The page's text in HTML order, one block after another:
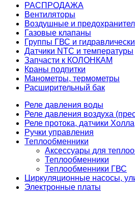
РАСПРОДАЖА
Вентиляторы
Воздушные и
Газовые клапаны
Группы ГВС и
Датчики NTC и температуры
Запчасти к КОЛОНКАМ
Краны подпитки
Манометры, термометры
Расширительный бак
Реле давления воды
Реле давления воздуха
Реле протока, датчики Холла
Ручки управления
Теплообменники
Аксессуары для
Теплообменники
Теплообменники ГВС
Циркуляционные насосы,
Электронные платы